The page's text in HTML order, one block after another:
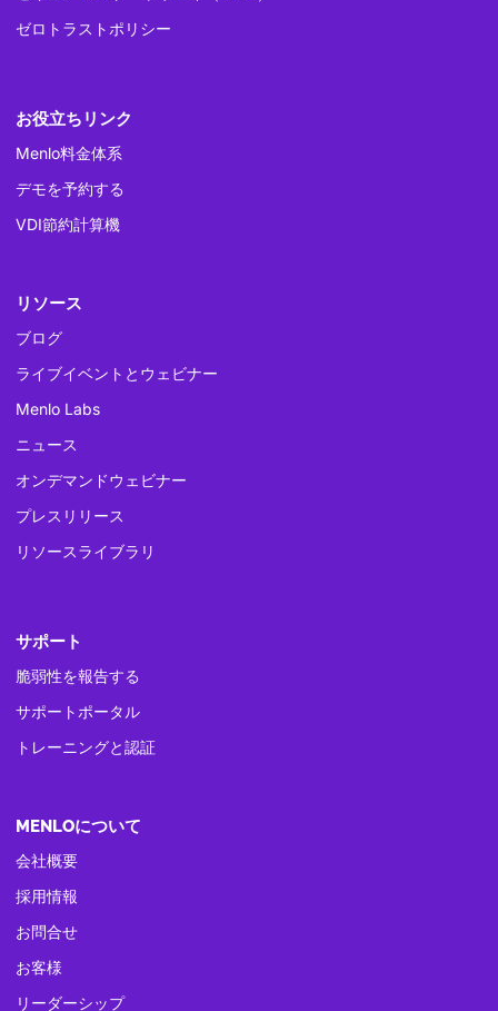
ゼロトラストポリシー
お役立ちリンク
Menlo料金体系
デモを予約する
VDI節約計算機
リソース
ブログ
ライブイベントとウェビナー
Menlo Labs
ニュース
オンデマンドウェビナー
プレスリリース
リソースライブラリ
サポート
脆弱性を報告する
サポートポータル
トレーニングと認証
MENLOについて
会社概要
採用情報
お問合せ
お客様
リーダーシップ